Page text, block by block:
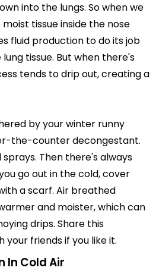
into the lungs. So when we
tissue inside the nose
fluid production to do its job
tissue. But when there's
tends to drip out, creating a
by your winter runny
the-counter decongestant.
Then there's always
go out in the cold, cover
a scarf. Air breathed
and moister, which can
drips. Share this
friends if you like it.
In Cold Air